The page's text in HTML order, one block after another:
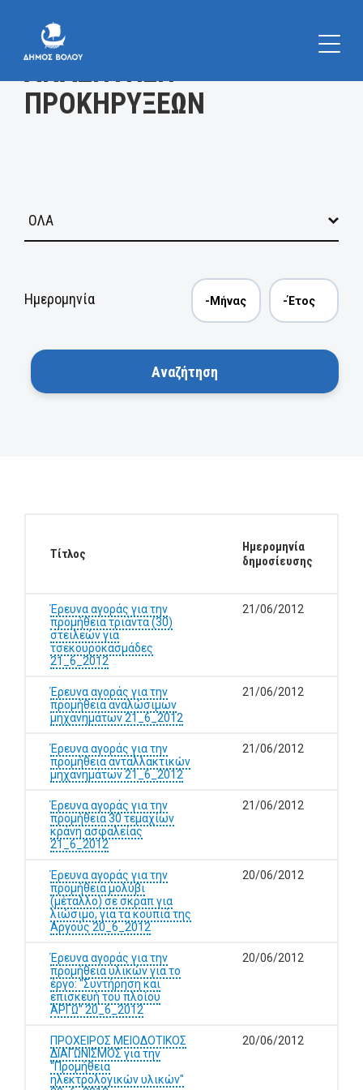
ΑΝΑΖΗΤΗΣΗ
ΠΡΟΚΗΡΥΞΕΩΝ
Ημερομηνία
Τίτλος
Ημερομηνία
δημοσίευσης
Έρευνα αγοράς για την
προμήθεια τριάντα (30)
στειλεών για
τσεκουροκασμάδες
21_6_2012
21/06/2012
Έρευνα αγοράς για την
προμήθεια αναλώσιμων
μηχανημάτων 21_6_2012
21/06/2012
Έρευνα αγοράς για την
προμήθεια ανταλλακτικών
μηχανημάτων 21_6_2012
21/06/2012
Έρευνα αγοράς για την
προμήθεια 30 τεμαχίων
κράνη ασφαλείας
21_6_2012
21/06/2012
Έρευνα αγοράς για την
προμήθεια μολύβι
(μέταλλο) σε σκραπ για
λιώσιμο, για τα κουπιά της
Αργούς 20_6_2012
20/06/2012
Έρευνα αγοράς για την
προμήθεια υλικών για το
έργο: "Συντήρηση και
επισκευή του πλοίου
ΑΡΓΩ" 20_6_2012
20/06/2012
ΠΡΟΧΕΙΡΟΣ ΜΕΙΟΔΟΤΙΚΟΣ
ΔΙΑΓΩΝΙΣΜΟΣ για την
"Προμήθεια
ηλεκτρολογικών υλικών"
20/06/2012